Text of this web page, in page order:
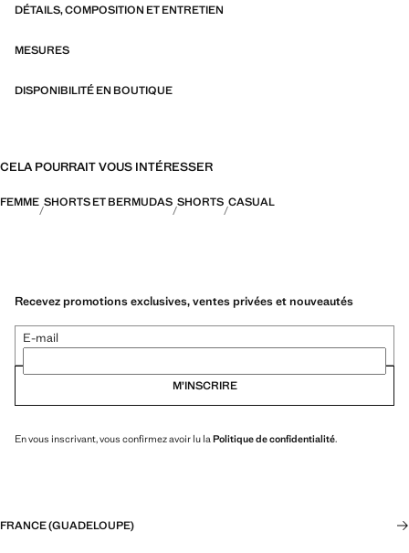
marquées par le layering et une approche conceptuelle, qui célèbrent
lors d’occasions plus spéciales
DÉTAILS, COMPOSITION ET ENTRETIEN
MESURES
DISPONIBILITÉ EN BOUTIQUE
CELA POURRAIT VOUS INTÉRESSER
FEMME SHORTS ET BERMUDAS SHORTS CASUAL
Recevez promotions exclusives, ventes privées et nouveautés
E-mail
M’INSCRIRE
En vous inscrivant, vous confirmez avoir lu la Politique de confidentialité.
FRANCE (GUADELOUPE)